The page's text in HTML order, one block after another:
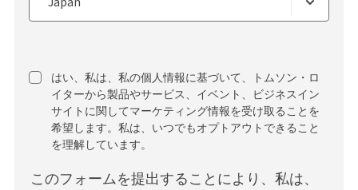
はい、私は、私の個人情報に基づいて、トムソン・ロ
イターから製品やサービス、イベント、ビジネスイン
サイトに関してマーケティング情報を受け取ることを
希望します。私は、いつでもオプトアウトできること
を理解しています。
このフォームを提出することにより、私は、